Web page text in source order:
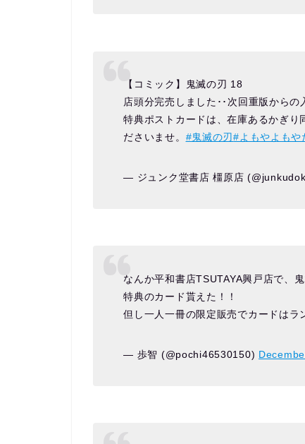
【コミック】鬼滅の刃 18
店頭分完売しました･･次回重版からの
特典ポストカードは、在庫あるかぎり
ださいませ。 #鬼滅の刃#よもやよもや
— ジュンク堂書店 橿原店
なんか平和書店TSUTAYA興戸店で、
特典のカード貰えた！！
但し一人一冊の限定販売でカードはラ
— 歩智 (@pochi46530150)